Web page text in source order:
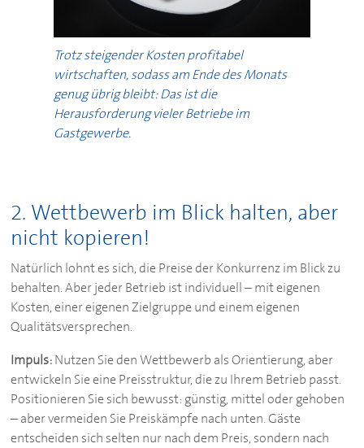
Trotz steigender Kosten profitabel
wirtschaften, sodass am Ende des Monats
genug übrig bleibt: Das ist die
Herausforderung vieler Betriebe im
Gastgewerbe.
2. Wettbewerb im Blick halten, aber
nicht kopieren!
Natürlich lohnt es sich, die Preise der Konkurrenz im Blick zu
behalten. Aber jeder Betrieb ist individuell – mit eigenen
Kosten, einer eigenen Zielgruppe und einem eigenen
Qualitätsversprechen.
Impuls:Nutzen Sie den Wettbewerb als Orientierung, aber
entwickeln Sie eine Preisstruktur, die zu Ihrem Betrieb passt.
Positionieren Sie sich bewusst: günstig, mittel oder gehoben
– aber vermeiden Sie Preiskämpfe nach unten. Gäste
entscheiden sich selten nur nach dem Preis, sondern nach